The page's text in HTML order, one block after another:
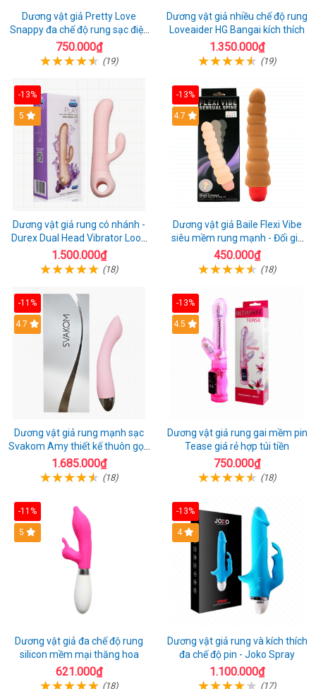
Dương vật giả Pretty Love
Snappy đa chế độ rung sạc điện
kích thích nữ
750.000₫
(19)
Dương vật giả nhiều chế độ rung
Loveaider HG Bangai kích thích
1.350.000₫
(19)
-13%
5
Dương vật giả rung có nhánh -
Durex Dual Head Vibrator Loop
21
1.500.000₫
(18)
-13%
4.7
Dương vật giả Baile Flexi Vibe
siêu mềm rung mạnh - Đổi gió
cuộc yêu mới
450.000₫
(18)
-11%
4.7
Dương vật giả rung mạnh sạc
Svakom Amy thiết kế thuôn gọn
dễ dùng
1.685.000₫
(18)
-13%
4.5
Dương vật giả rung gai mềm pin
Tease giá rẻ hợp túi tiền
750.000₫
(18)
-11%
5
Dương vật giả đa chế độ rung
silicon mềm mại thăng hoa
621.000₫
(18)
-13%
4
Dương vật giả rung và kích thích
đa chế độ pin - Joko Spray
1.100.000₫
(17)